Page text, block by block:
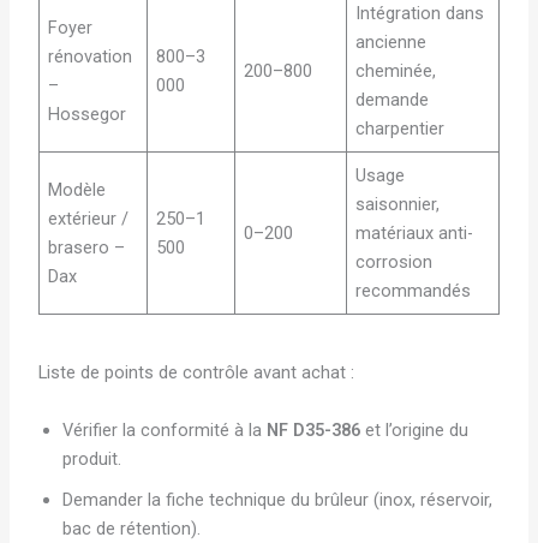
Foyer
rénovation
–
Hossegor
800–3
000
200–800
Intégration dans
ancienne
cheminée,
demande
charpentier
Modèle
extérieur /
brasero –
Dax
250–1
500
0–200
Usage
saisonnier,
matériaux anti-
corrosion
recommandés
Liste de points de contrôle avant achat :
Vérifier la conformité à la NF D35-386et l’origine du
produit.
Demander la fiche technique du brûleur (inox, réservoir,
bac de rétention).